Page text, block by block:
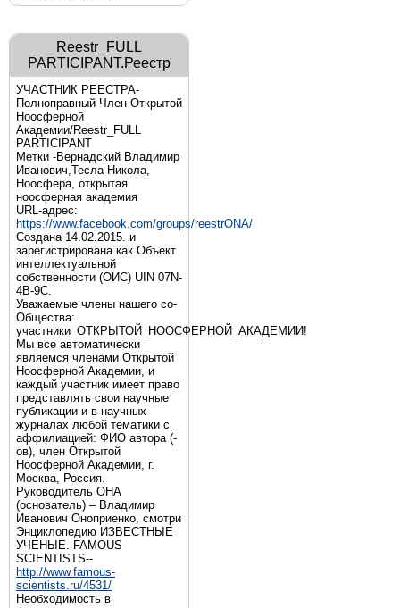
Reestr_FULL
PARTICIPANT.Реестр
УЧАСТНИК РЕЕСТРА-
Полноправный Член Открытой
Ноосферной
Академии/Reestr_FULL
PARTICIPANT
Метки -Вернадский Владимир
Иванович,Тесла Никола,
Ноосфера, открытая
ноосферная академия
URL-адрес:
https://www.facebook.com/groups/reestrONA/
Создана 14.02.2015. и
зарегистрирована как Объект
интеллектуальной
собственности (ОИС) UIN 07N-
4B-9C.
Уважаемые члены нашего со-
Общества:
участники_ОТКРЫТОЙ_НООСФЕРНОЙ_АКАДЕМИИ!
Мы все автоматически
являемся членами Открытой
Ноосферной Академии, и
каждый участник имеет право
представлять свои научные
публикации и в научных
журналах любой тематики с
аффилиацией: ФИО автора (-
ов), член Открытой
Ноосферной Академии, г.
Москва, Россия.
Руководитель ОНА
(основатель) – Владимир
Иванович Оноприенко, смотри
Энциклопедию ИЗВЕСТНЫЕ
УЧЕНЫЕ. FAMOUS
SCIENTISTS--
http://www.famous-
scientists.ru/4531/
Необходимость в